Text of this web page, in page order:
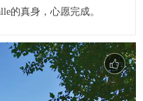
的真身，心愿完成。